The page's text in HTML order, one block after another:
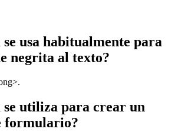
usa habitualmente para
negrita al texto?
se utiliza para crear un
formulario?